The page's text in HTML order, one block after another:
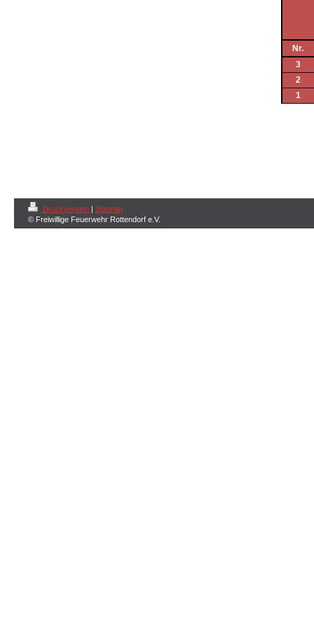
Nr.
3
2
1
Druckversion | Sitemap
© Freiwillige Feuerwehr Rottendorf e.V.